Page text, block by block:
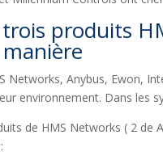
trois produits
Networks, Anybus, Ewon,
environnement. Dans les
de HMS Networks ( 2 de